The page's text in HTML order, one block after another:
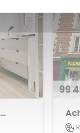
Achat Appartement centre ville
99